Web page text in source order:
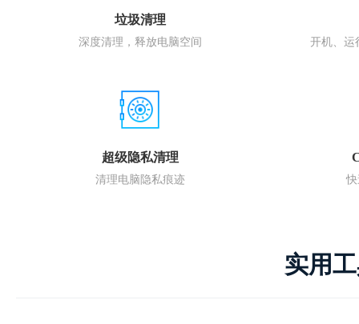
垃圾清理
深度清理，释放电脑空间 开机、运
超级隐私清理
清理电脑隐私痕迹 快
实用